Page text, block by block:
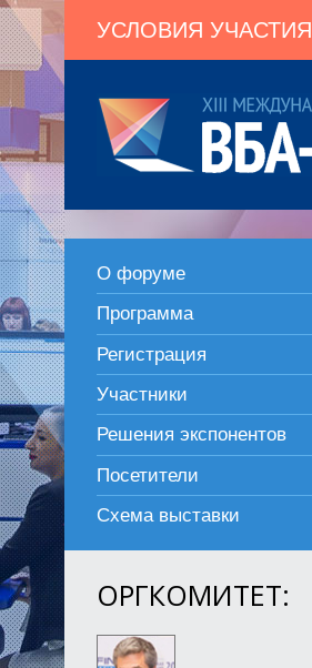
УСЛОВИЯ УЧАСТИЯ
О форуме
Программа
Регистрация
Участники
Решения экспонентов
Посетители
Схема выставки
ОРГКОМИТЕТ: